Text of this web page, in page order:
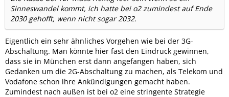
Sinneswandel kommt, ich hatte bei o2 zumindest auf Ende
2030 gehofft, wenn nicht sogar 2032.
Eigentlich ein sehr ähnliches Vorgehen wie bei der 3G-
Abschaltung. Man könnte hier fast den Eindruck gewinnen,
dass sie in München erst dann angefangen haben, sich
Gedanken um die 2G-Abschaltung zu machen, als Telekom und
Vodafone schon ihre Ankündigungen gemacht haben.
Zumindest nach außen ist bei o2 eine stringente Strategie